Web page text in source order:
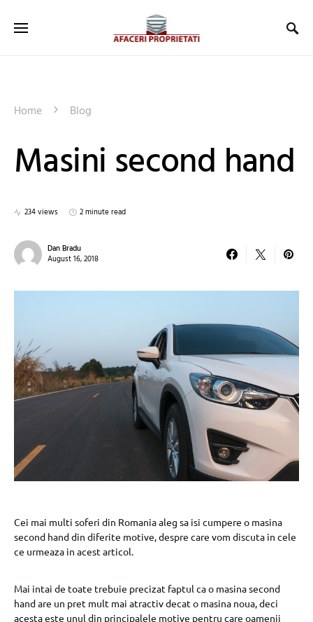
Home Blog
Masini second hand
234 views 2 minute read
Dan Bradu
August 16, 2018
Cei mai multi soferi din Romania aleg sa isi cumpere o masina
second hand din diferite motive, despre care vom discuta in cele
ce urmeaza in acest articol.
Mai intai de toate trebuie precizat faptul ca o masina second
hand are un pret mult mai atractiv decat o masina noua, deci
acesta este unul din principalele motive pentru care oamenii